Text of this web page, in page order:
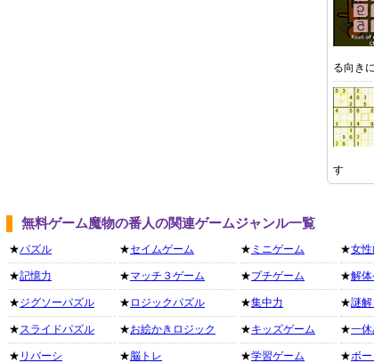
る向き
す
無料ゲーム魔物の番人の関連ゲームジャンル一覧
★パズル
★記憶力
★ジグソーパズル
★スライドパズル
★ リバーシ
★セイムゲーム
★マッチ３ゲーム
★ ロジックパズル
★お絵かきロジック
★脳トレ
★ ミニゲーム
★プチゲーム
★集中力
★キッズゲーム
★学習ゲーム
★女性
★解体
★謎解
★一
★ボ